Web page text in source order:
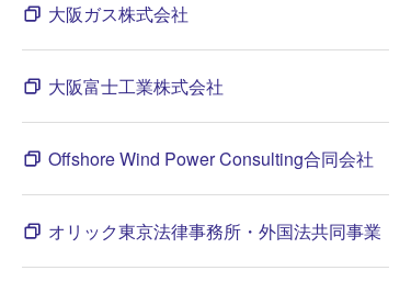
大阪ガス株式会社
大阪富士工業株式会社
Offshore Wind Power Consulting合同会社
オリック東京法律事務所・外国法共同事業